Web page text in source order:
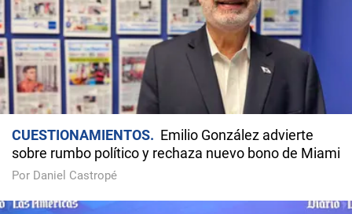
CUESTIONAMIENTOS
Emilio González advierte
sobre rumbo político y rechaza nuevo bono de Miami
Por Daniel Castropé